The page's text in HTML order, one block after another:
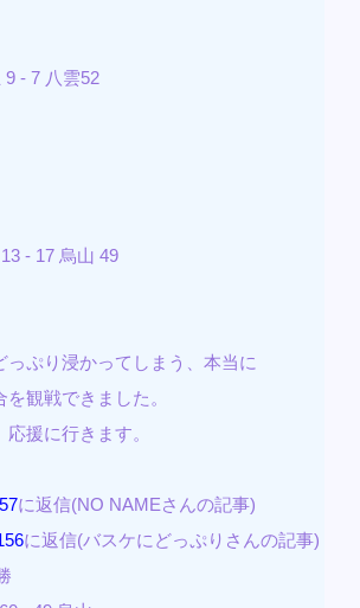
9 - 7 八雲52
- 17 烏山 49
っぷり浸かってしまう、本当に
観戦できました。
援に行きます。
に返信(NO NAMEさんの記事)
に返信(バスケにどっぷりさんの記事)